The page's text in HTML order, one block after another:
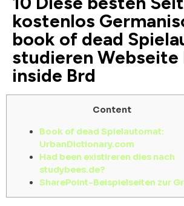
kostenlos
book of dead
studieren Webseite
inside Brd
Content
Book of dead Spielautomat:
UrbanDictionary.com
Had been existireren dies nach
studybees.de?
SharePoint-Beispielseiten zur